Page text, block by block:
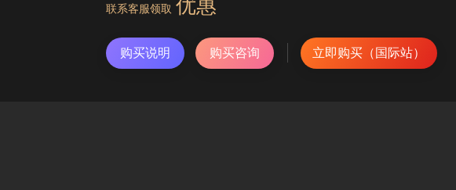
联系客服领取 优惠
购买说明 购买咨询 立即购买（国际站）